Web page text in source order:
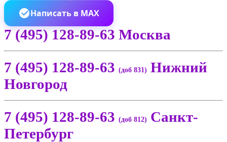
Написать в MAX
7 (495) 128-89-63 Москва
7 (495) 128-89-63 (доб 831) Нижний
Новгород
7 (495) 128-89-63 (доб 812) Санкт-
Петербург